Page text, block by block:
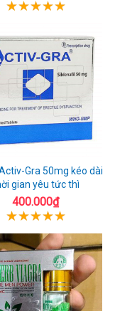
Gra 50mg kéo dài
gian yêu tức thì
400.000₫